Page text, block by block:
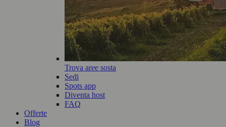
Trova aree sosta
Sedi
Spots app
Diventa host
FAQ
Offerte
Blog